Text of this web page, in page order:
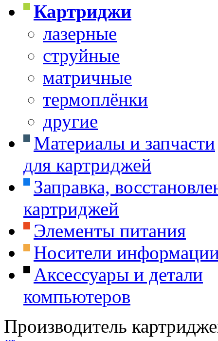
Картриджи
лазерные
струйные
матричные
термоплёнки
другие
Материалы и запчасти
для картриджей
Заправка,
картриджей
Элементы питания
Носители
Аксессуары и детали
компьютеров
Производитель